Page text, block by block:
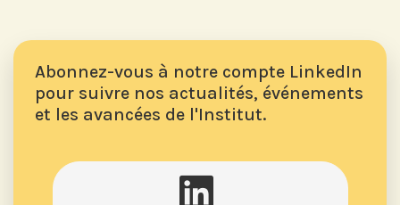
Abonnez-vous à notre compte LinkedIn
pour suivre nos actualités, événements
et les avancées de l'Institut.